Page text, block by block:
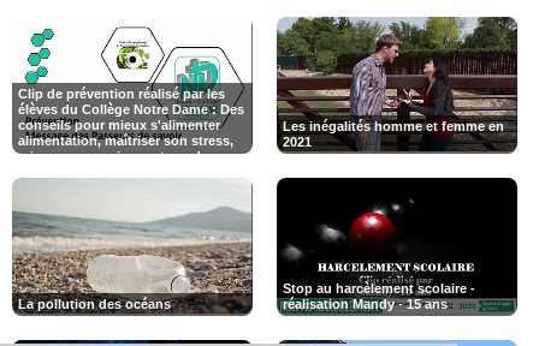
Clip de prévention réalisé par les
élèves du Collège Notre Dame : Des
conseils pour mieux s'alimenter
alimentation, maîtriser son stress,
mieux communiquer et sur dangers
Les inégalités homme et femme en
2021
La pollution des océans
Stop au harcèlement scolaire -
réalisation Mandy - 15 ans